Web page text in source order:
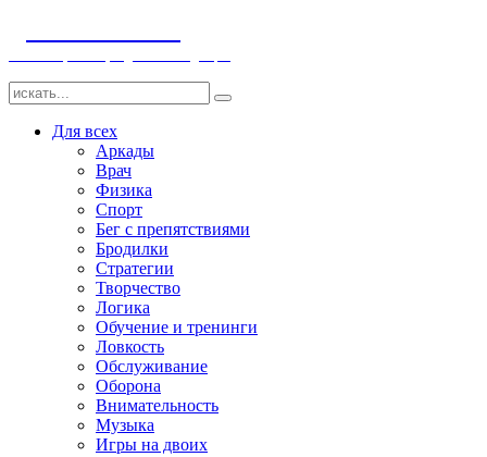
Для всех
Аркады
Врач
Физика
Спорт
Бег с препятствиями
Бродилки
Стратегии
Творчество
Логика
Обучение и тренинги
Ловкость
Обслуживание
Оборона
Внимательность
Музыка
Игры на двоих